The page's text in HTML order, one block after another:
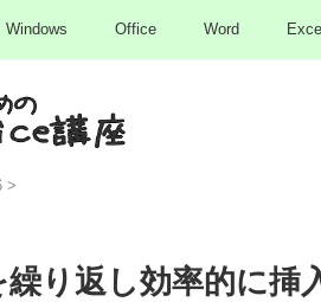
Windows Office Word Excel
>
り返し効率的に挿